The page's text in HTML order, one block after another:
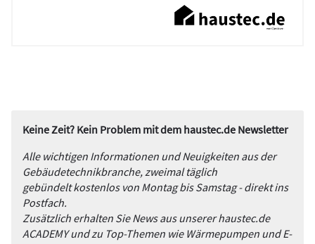
Keine Zeit? Kein Problem mit dem haustec.de Newsletter
Alle wichtigen Informationen und Neuigkeiten aus der
Gebäudetechnikbranche, zweimal täglich
gebündelt kostenlos von Montag bis Samstag - direkt ins
Postfach.
Zusätzlich erhalten Sie News aus unserer haustec.de
ACADEMY und zu Top-Themen wie Wärmepumpen und E-